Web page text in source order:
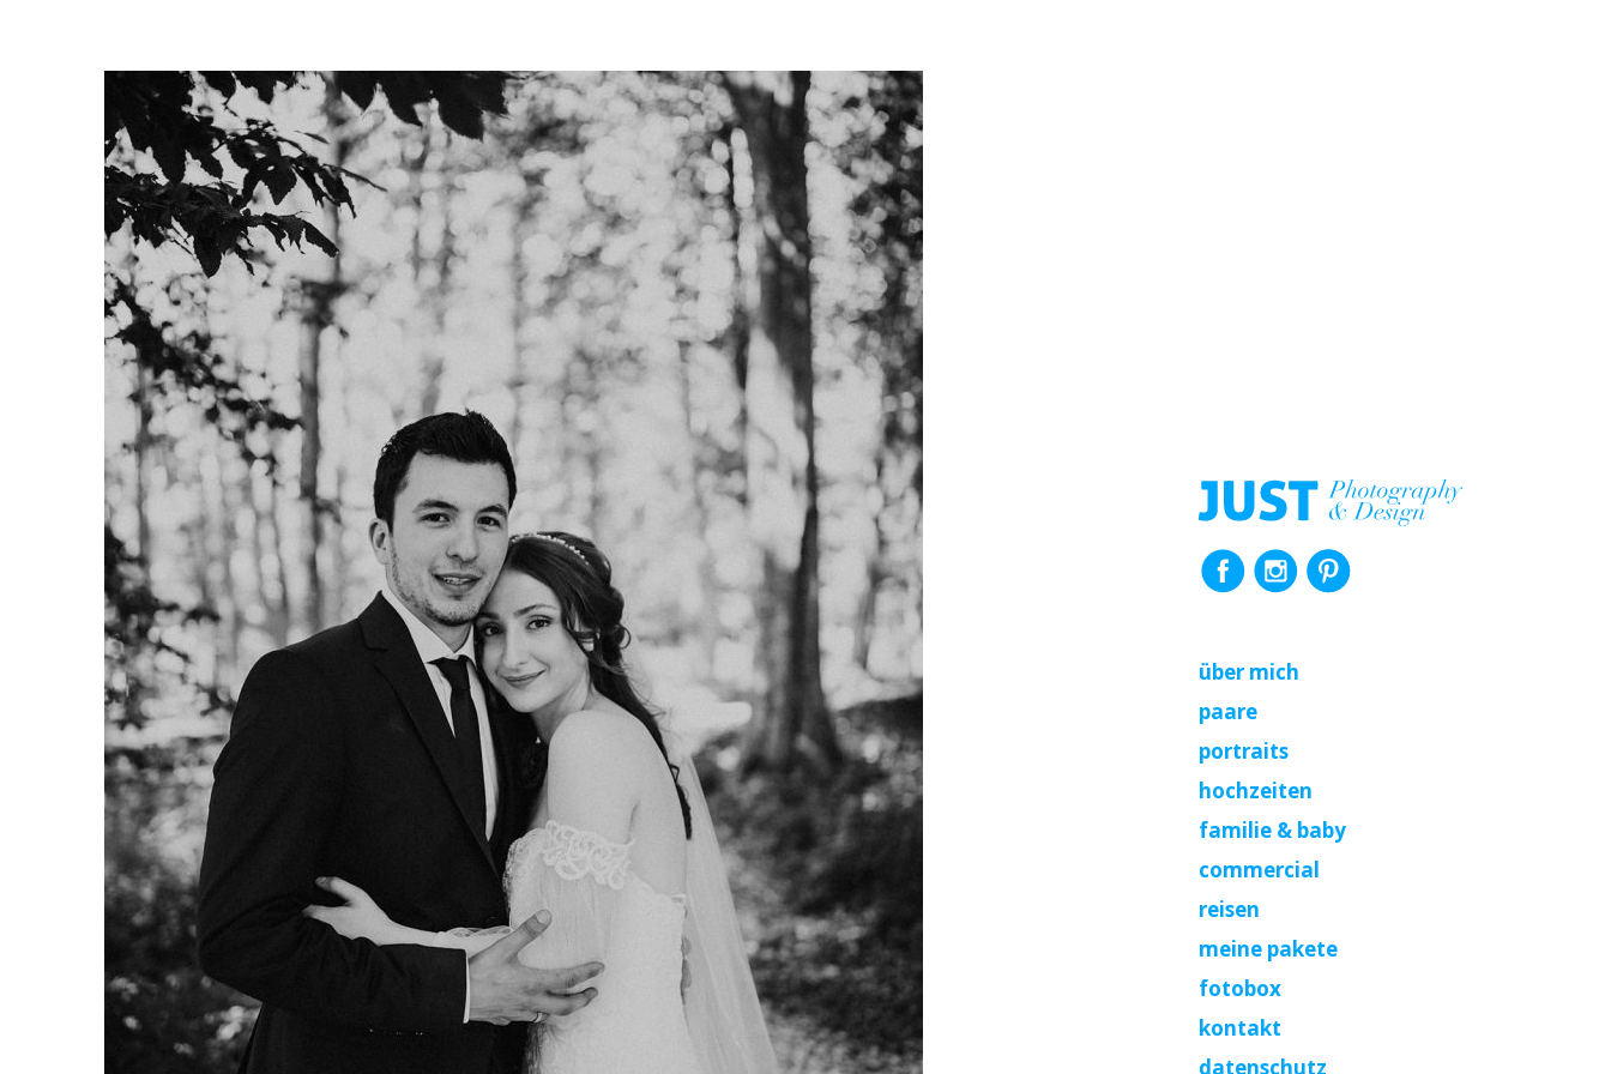
über mich
paare
portraits
hochzeiten
familie & baby
commercial
reisen
meine pakete
fotobox
kontakt
datenschutz